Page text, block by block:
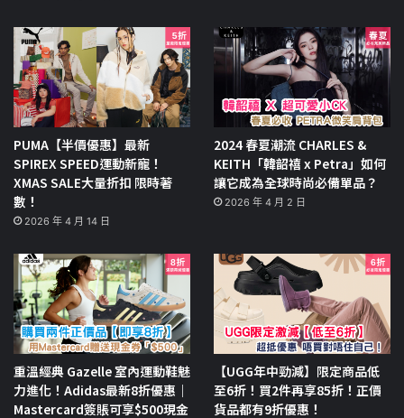
PUMA【半價優惠】最新
SPIREX SPEED運動新寵！
XMAS SALE大量折扣 限時著
數！
2026 年 4 月 14 日
2024 春夏潮流 CHARLES &
KEITH「韓韶禧 x Petra」如何
讓它成為全球時尚必備單品？
2026 年 4 月 2 日
重溫經典 Gazelle 室內運動鞋魅
力進化！Adidas最新8折優惠｜
Mastercard簽賬可享$500現金
【UGG年中勁減】限定商品低
至6折！買2件再享85折！正價
貨品都有9折優惠！